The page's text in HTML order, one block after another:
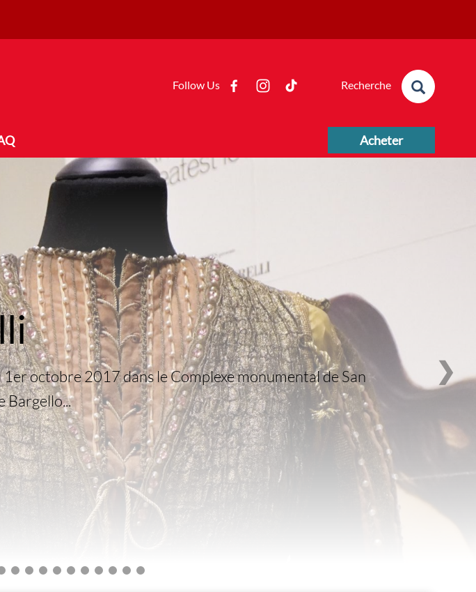
Acheter
Follow Us
Formulaire de
recherche
Recherche
octobre 2017 dans le Complexe monumental de San
Bargello...
❯